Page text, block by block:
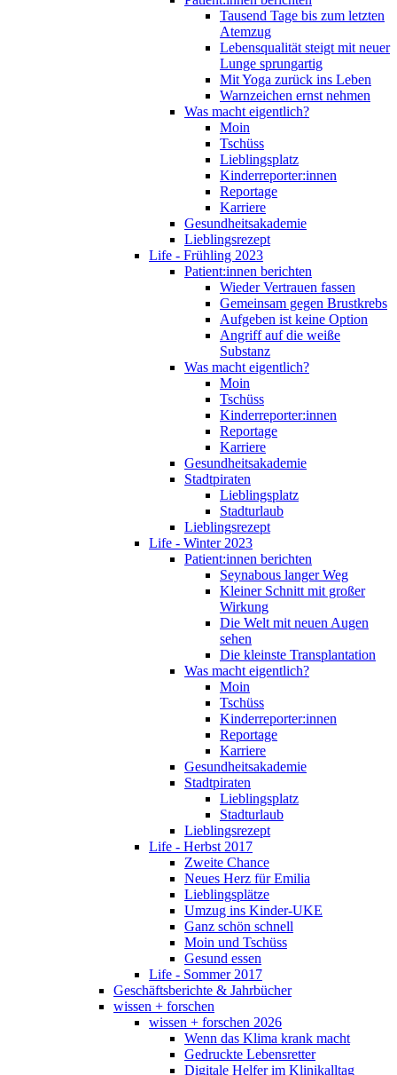
Tausend Tage bis zum letzten
Atemzug
Lebensqualität steigt mit neuer
Lunge sprungartig
Mit Yoga zurück ins Leben
Warnzeichen ernst nehmen
Was macht eigentlich?
Moin
Tschüss
Lieblingsplatz
Kinderreporter:innen
Reportage
Karriere
Gesundheitsakademie
Lieblingsrezept
Life - Frühling 2023
Patient:innen berichten
Wieder Vertrauen fassen
Gemeinsam gegen Brustkrebs
Aufgeben ist keine Option
Angriff auf die weiße
Substanz
Was macht eigentlich?
Moin
Tschüss
Kinderreporter:innen
Reportage
Karriere
Gesundheitsakademie
Stadtpiraten
Lieblingsplatz
Stadturlaub
Lieblingsrezept
Life - Winter 2023
Patient:innen berichten
Seynabous langer Weg
Kleiner Schnitt mit großer
Wirkung
Die Welt mit neuen Augen
sehen
Die kleinste Transplantation
Was macht eigentlich?
Moin
Tschüss
Kinderreporter:innen
Reportage
Karriere
Gesundheitsakademie
Stadtpiraten
Lieblingsplatz
Stadturlaub
Lieblingsrezept
Life - Herbst 2017
Zweite Chance
Neues Herz für Emilia
Lieblingsplätze
Umzug ins Kinder-UKE
Ganz schön schnell
Moin und Tschüss
Gesund essen
Life - Sommer 2017
Geschäftsberichte & Jahrbücher
wissen + forschen
wissen + forschen 2026
Wenn das Klima krank macht
Gedruckte Lebensretter
Digitale Helfer im Klinikalltag